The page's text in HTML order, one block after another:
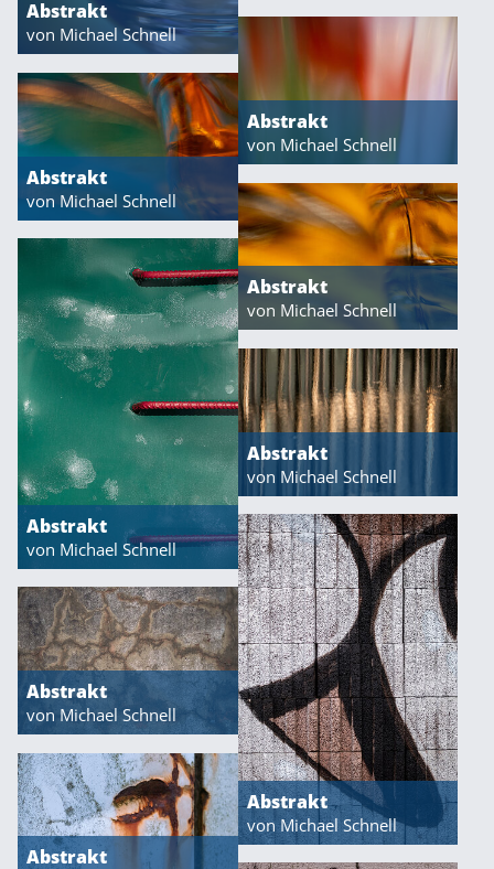
Abstrakt
von Michael Schnell
Abstrakt
von Michael Schnell
Abstrakt
von Michael Schnell
Abstrakt
von Michael Schnell
Abstrakt
von Michael Schnell
Abstrakt
von Michael Schnell
Abstrakt
von Michael Schnell
Abstrakt
von Michael Schnell
Abstrakt